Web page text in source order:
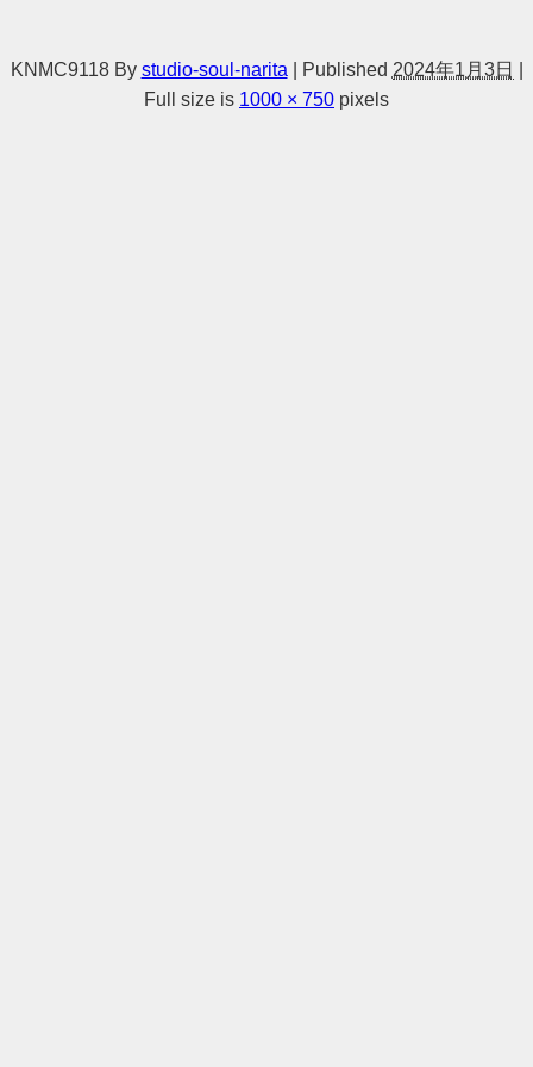
KNMC9118 By studio-soul-narita Published 2024年1月3日
Full size is 1000 × 750 pixels